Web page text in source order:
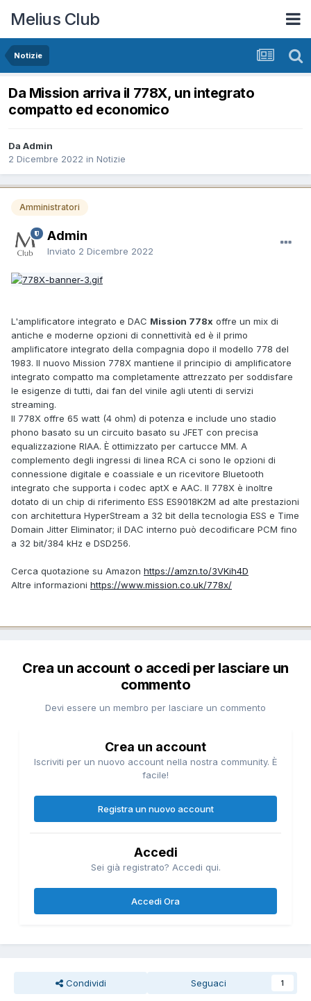
Melius Club
Notizie
Da Mission arriva il 778X, un integrato
compatto ed economico
Da Admin
2 Dicembre 2022 in Notizie
Amministratori
Admin
Inviato 2 Dicembre 2022
L'amplificatore integrato e DAC Mission 778x offre un mix di
antiche e moderne opzioni di connettività ed è il primo
amplificatore integrato della compagnia dopo il modello 778 del
1983. Il nuovo Mission 778X mantiene il principio di amplificatore
integrato compatto ma completamente attrezzato per soddisfare
le esigenze di tutti, dai fan del vinile agli utenti di servizi
streaming.
Il 778X offre 65 watt (4 ohm) di potenza e include uno stadio
phono basato su un circuito basato su JFET con precisa
equalizzazione RIAA. È ottimizzato per cartucce MM. A
complemento degli ingressi di linea RCA ci sono le opzioni di
connessione digitale e coassiale e un ricevitore Bluetooth
integrato che supporta i codec aptX e AAC. Il 778X è inoltre
dotato di un chip di riferimento ESS ES9018K2M ad alte prestazioni
con architettura HyperStream a 32 bit della tecnologia ESS e Time
Domain Jitter Eliminator; il DAC interno può decodificare PCM fino
a 32 bit/384 kHz e DSD256.
Cerca quotazione su Amazon https://amzn.to/3VKih4D
Altre informazioni https://www.mission.co.uk/778x/
Crea un account o accedi per lasciare un
commento
Devi essere un membro per lasciare un commento
Crea un account
Iscriviti per un nuovo account nella nostra community. È
facile!
Registra un nuovo account
Accedi
Sei già registrato? Accedi qui.
Accedi Ora
Condividi Seguaci 1